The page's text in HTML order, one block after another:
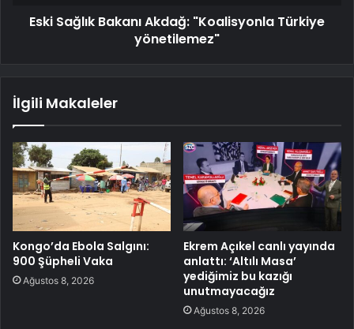
Eski Sağlık Bakanı Akdağ: "Koalisyonla Türkiye
yönetilemez"
İlgili Makaleler
Kongo’da Ebola Salgını:
900 Şüpheli Vaka
Ağustos 8, 2026
Ekrem Açıkel canlı yayında
anlattı: ‘Altılı Masa’
yediğimiz bu kazığı
unutmayacağız
Ağustos 8, 2026